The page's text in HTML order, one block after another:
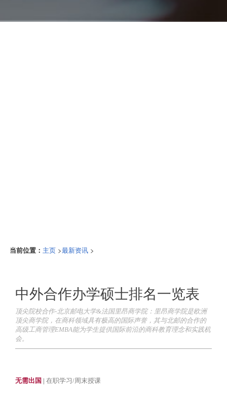
当前位置： 主页 >最新资讯 >
中外合作办学硕士排名一览表
顶尖院校合作-北京邮电大学&法国里昂商学院：里昂商学院是欧洲
顶尖商学院，在商科领域具有极高的国际声誉，其与北邮的合作的
高级工商管理EMBA能为学生提供国际前沿的商科教育理念和实践机
会。
无需出国 | 在职学习/周末授课